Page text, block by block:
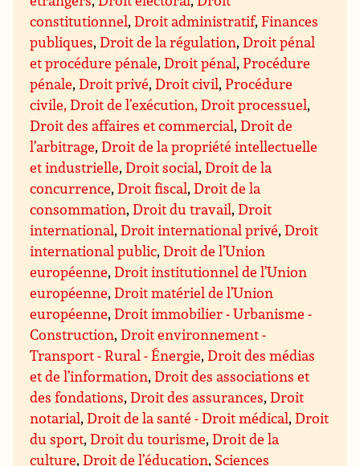
constitutionnel,Droit administratif,Finances
publiques,Droit de la régulation,Droit pénal
et procédure pénale,Droit pénal,Procédure
pénale,Droit privé,Droit civil,Procédure
civile, Droit de l’exécution, Droit processuel,
Droit des affaires et commercial,Droit de
l’arbitrage,Droit de la propriété intellectuelle
et industrielle,Droit social,Droit de la
concurrence,Droit fiscal,Droit de la
consommation,Droit du travail,Droit
international,Droit international privé,Droit
international public,Droit de l’Union
européenne,Droit institutionnel de l’Union
européenne,Droit matériel de l’Union
européenne,Droit immobilier - Urbanisme -
Construction,Droit environnement -
Transport - Rural - Énergie,Droit des médias
et de l’information,Droit des associations et
des fondations,Droit des assurances,Droit
notarial,Droit de la santé - Droit médical,Droit
du sport,Droit du tourisme,Droit de la
culture,Droit de l’éducation, Sciences